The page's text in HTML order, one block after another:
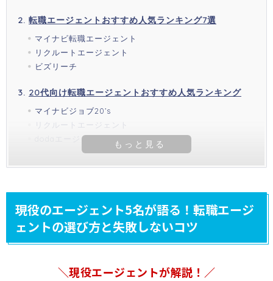
転職エージェントおすすめ人気ランキング7選
マイナビ転職エージェント
リクルートエージェント
ビズリーチ
20代向け転職エージェントおすすめ人気ランキング
マイナビジョブ20’s
リクルートエージェント
dodaエージェント
現役のエージェント5名が語る！転職エージ
ェントの選び方と失敗しないコツ
＼現役エージェントが解説！／